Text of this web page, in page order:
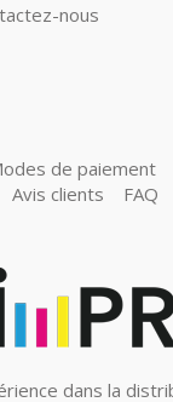
nous
de paiement
Avis clients FAQ
dans la